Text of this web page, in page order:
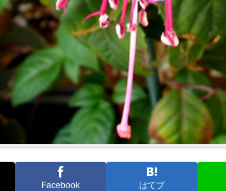
Facebook はてブ